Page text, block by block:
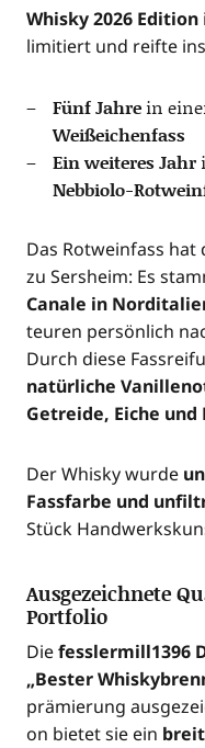
Whis­ky 2026 Edi­ti­on
limi­tiert und reif­te
Fünf Jah­rein
Weißeichenfass
Ein wei­te­res Jahr
Nebbiolo-
Das Rot­wein­fass hat
zu Sers­heim: Es
Cana­le in
teu­ren per­sön­lich
Durch die­se
natür­li­che
Getrei­de, Eiche und
Der Whis­ky wur­de
Fass­far­be und
Stück
Ausgezeichnete
Portfolio
Diefesslermill1396
„Bes­ter
prä­mie­rung
on bie­tet sie ein